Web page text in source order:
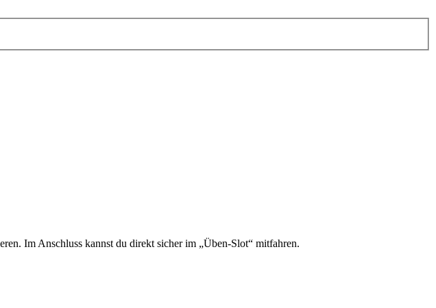
Im Anschluss kannst du direkt sicher im „Üben-Slot“ mitfahren.